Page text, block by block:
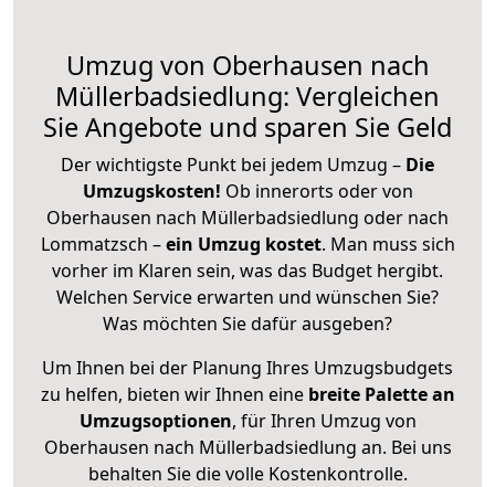
Umzug von Oberhausen nach
Müllerbadsiedlung: Vergleichen
Sie Angebote und sparen Sie Geld
Der wichtigste Punkt bei jedem Umzug – Die
Umzugskosten! Ob innerorts oder von
Oberhausen nach Müllerbadsiedlung oder nach
Lommatzsch –ein Umzug kostet. Man muss sich
vorher im Klaren sein, was das Budget hergibt.
Welchen Service erwarten und wünschen Sie?
Was möchten Sie dafür ausgeben?
Um Ihnen bei der Planung Ihres Umzugsbudgets
zu helfen, bieten wir Ihnen eine breite Palette an
Umzugsoptionen, für Ihren Umzug von
Oberhausen nach Müllerbadsiedlung an. Bei uns
behalten Sie die volle Kostenkontrolle.